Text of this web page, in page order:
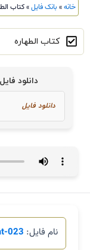
خانه» بانک فایل»کتاب
کتاب الطهاره
دانلود فایل
نام فایل: 023-taharat